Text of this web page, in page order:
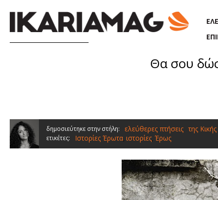
Θα σου
δημοσιεύτηκε στην στήλη: ελεύθερες πτήσεις της
ετικέτες: Ιστορίες Έρωτα, ιστορίες, Έρως